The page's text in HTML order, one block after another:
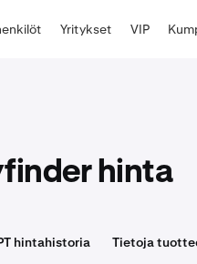
Yritykset VIP
hinta
hintahistoria Tietoja